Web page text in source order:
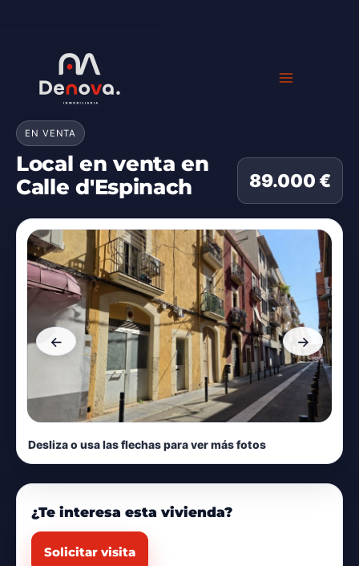
EN VENTA
Local en venta en
Calle d'Espinach
89.000 €
← →
Desliza o usa las flechas para ver más fotos
¿Te interesa esta vivienda?
Solicitar visita